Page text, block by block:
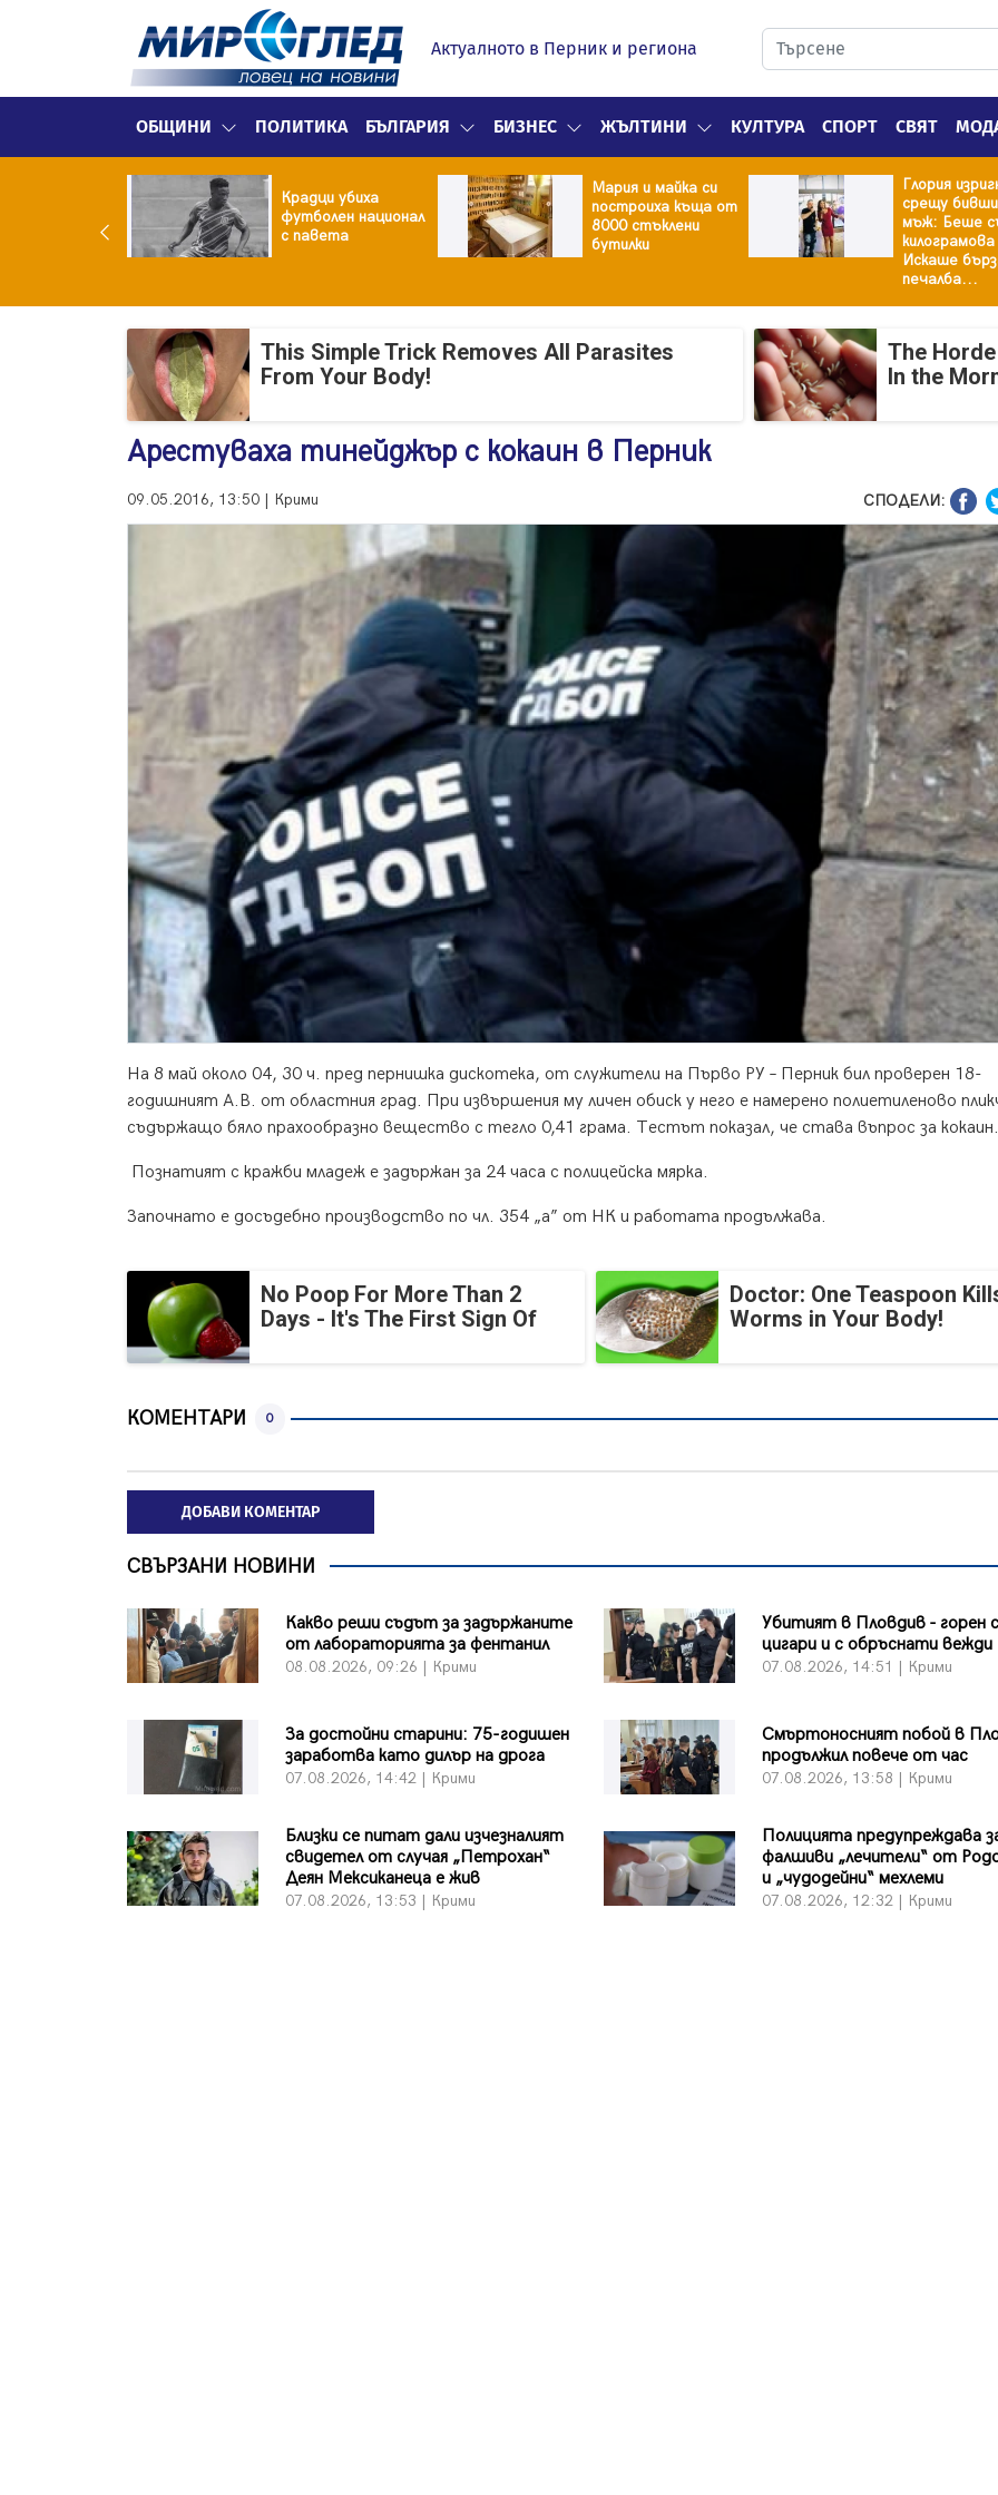
Актуалното в Перник и региона
ОБЩИНИ ПОЛИТИКА БЪЛГАРИЯ БИЗНЕС ЖЪЛТИНИ КУЛТУРА СПОРТ СВЯТ
Крадци убиха
футболен национал
с павета
Мария и майка си
построиха къща от
8000 стъклени
бутилки
Глория
срещу
мъж: Беше
Искаше
печалба...
This Simple Trick Removes All Parasites
From Your Body!
The
In the
Арестуваха тинейджър с кокаин в Перник
09.05.2016, 13:50 | Крими СПОДЕЛИ:
На 8 май около 04, 30 ч. пред пернишка дискотека, от служители на Първо РУ – Перник бил проверен 18-
годишният А.В. от областния град. При извършения му личен обиск у него е намерено полиетиленово
съдържащо бяло прахообразно вещество с тегло 0,41 грама. Тестът показал, че става въпрос за кокаин.
Познатият с кражби младеж е задържан за 24 часа с полицейска мярка.
Започнато е досъдебно производство по чл. 354 „а” от НК и работата продължава.
No Poop For More Than 2
Days - It's The First Sign Of
Doctor: One Teaspoon
Worms in Your Body!
КОМЕНТАРИ 0
ДОБАВИ КОМЕНТАР
СВЪРЗАНИ НОВИНИ
Какво реши съдът за задържаните
от лабораторията за фентанил
08.08.2026, 09:26 | Крими
Убитият в Пловдив - горен с
цигари и с обръснати вежди
07.08.2026, 14:51 | Крими
За достойни старини: 75-годишен
заработва като дилър на дрога
07.08.2026, 14:42 | Крими
Смъртоносният побой в
продължил повече от час
07.08.2026, 13:58 | Крими
Близки се питат дали изчезналият
свидетел от случая „Петрохан“
Деян Мексиканеца е жив
07.08.2026, 13:53 | Крими
Полицията предупреждава
фалшиви „лечители“ от
и „чудодейни“ мехлеми
07.08.2026, 12:32 | Крими